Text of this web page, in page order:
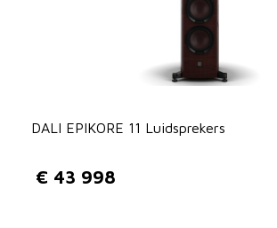
DALI EPIKORE 11 Luidsprekers
€ 43 998